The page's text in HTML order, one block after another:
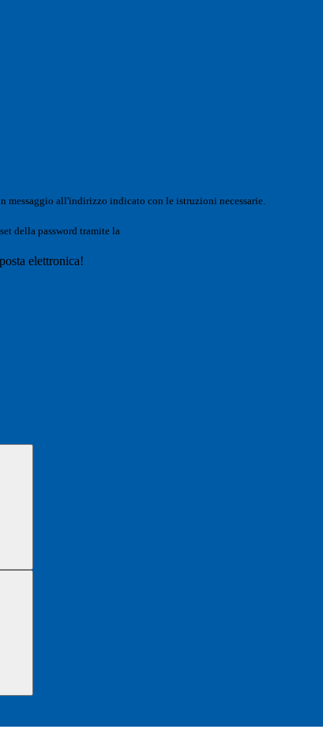
messaggio all'indirizzo indicato con le istruzioni necessarie.
della password tramite la
elettronica!